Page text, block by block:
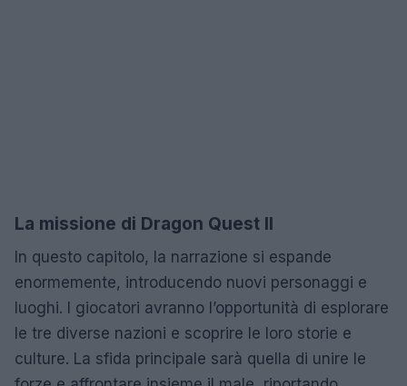
La missione di Dragon Quest II
In questo capitolo, la narrazione si espande
enormemente, introducendo nuovi personaggi e
luoghi. I giocatori avranno l’opportunità di esplorare
le tre diverse nazioni e scoprire le loro storie e
culture. La sfida principale sarà quella di unire le